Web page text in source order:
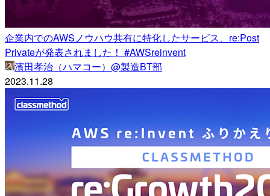
企業内でのAWSノウハウ共有に特化したサービス、re:Post
Privateが発表されました！ #AWSreinvent
濱田孝治（ハマコー）@製造BT部
2023.11.28